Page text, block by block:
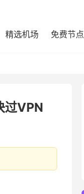
精选机场 免费节点
过VPN